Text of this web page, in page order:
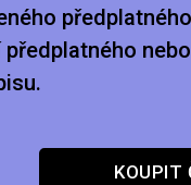
KOUPIT